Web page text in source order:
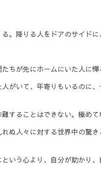
降りる人をドアのサイドに
ちが先にホームにいた人に憚
がいて、年寄りもいるのに
することはできない。極めて
ぬ人々に対する世界中の驚
いう心より、自分が助かり